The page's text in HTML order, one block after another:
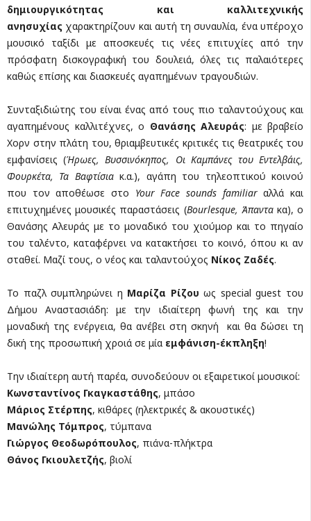
δημιουργικότητας και καλλιτεχνικής
ανησυχίας χαρακτηρίζουν και αυτή τη συναυλία, ένα υπέροχο
μουσικό ταξίδι με αποσκευές τις νέες επιτυχίες από την
πρόσφατη δισκογραφική του δουλειά, όλες τις παλαιότερες
καθώς επίσης και διασκευές αγαπημένων τραγουδιών.
Συνταξιδιώτης του είναι ένας από τους πιο ταλαντούχους και
αγαπημένους καλλιτέχνες, ο Θανάσης Αλευράς: με βραβείο
Χορν στην πλάτη του, θριαμβευτικές κριτικές τις θεατρικές του
εμφανίσεις (Ήρωες, Βυσσινόκηπος, Οι Καμπάνες του Εντελβάις,
Φουρκέτα, Τα Βαφτίσιακ.α.), αγάπη του τηλεοπτικού κοινού
που τον αποθέωσε στο Your Face sounds familiar αλλά και
επιτυχημένες μουσικές παραστάσεις (Bourlesque, Άπαντακα), ο
Θανάσης Αλευράς με το μοναδικό του χιούμορ και το πηγαίο
του ταλέντο, καταφέρνει να κατακτήσει το κοινό, όπου κι αν
σταθεί. Μαζί τους, ο νέος και ταλαντούχος Νίκος Ζαδές.
Το παζλ συμπληρώνει η Μαρίζα Ρίζουως special guest του
Δήμου Αναστασιάδη: με την ιδιαίτερη φωνή της και την
μοναδική της ενέργεια, θα ανέβει στη σκηνή και θα δώσει τη
δική της προσωπική χροιά σε μία εμφάνιση-έκπληξη!
Την ιδιαίτερη αυτή παρέα, συνοδεύουν οι εξαιρετικοί μουσικοί:
Κωνσταντίνος Γκαγκαστάθης, μπάσο
Μάριος Στέρπης, κιθάρες (ηλεκτρικές & ακουστικές)
Μανώλης Τόμπρος, τύμπανα
Γιώργος Θεοδωρόπουλος, πιάνα-πλήκτρα
Θάνος Γκιουλετζής, βιολί